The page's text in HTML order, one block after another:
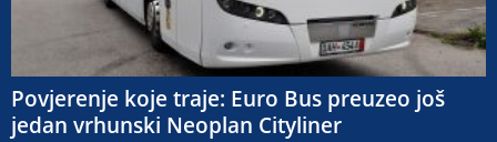
Povjerenje koje traje: Euro Bus preuzeo još
jedan vrhunski Neoplan Cityliner